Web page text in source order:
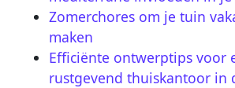
Zomerchores om je tuin
maken
Efficiënte ontwerptips voor
rustgevend thuiskantoor in